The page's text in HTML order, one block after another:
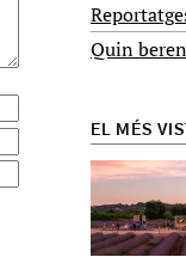
Quin
EL MÉS